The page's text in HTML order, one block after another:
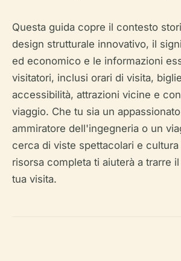
Questa guida copre il contesto
design strutturale innovativo, il
ed economico e le informazioni
visitatori, inclusi orari di visita,
accessibilità, attrazioni vicine e
viaggio. Che tu sia un
ammiratore dell'ingegneria o un
cerca di viste spettacolari e
risorsa completa ti aiuterà a trarre
tua visita.